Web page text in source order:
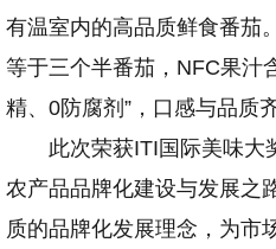
有温室内的高品质鲜食番茄
等于三个半番茄，NFC果汁
精、0防腐剂”，口感与品质齐
此次荣获ITI国际美味
农产品品牌化建设与发展之
质的品牌化发展理念，为市